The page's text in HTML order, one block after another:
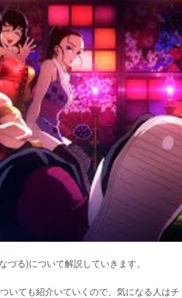
る)について解説していきます。
いても紹介いていくので、気になる人はチ